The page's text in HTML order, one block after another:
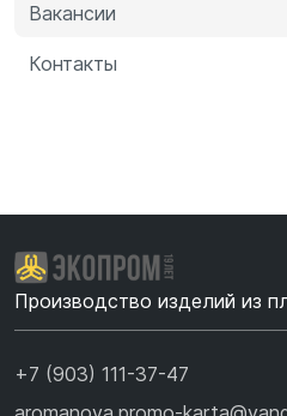
Вакансии
Контакты
Производство изделий из
+7 (903) 111-37-47